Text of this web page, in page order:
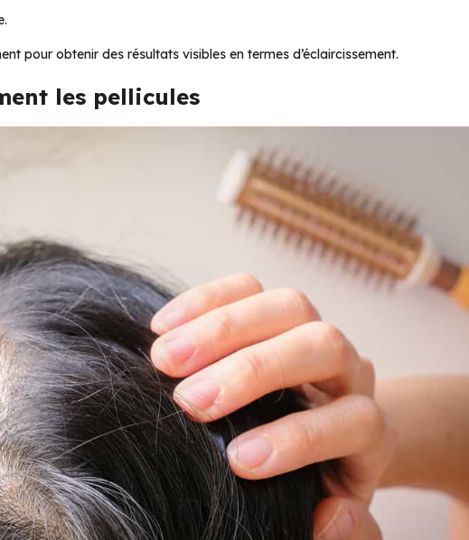
pour obtenir des résultats visibles en termes d’éclaircissement.
les pellicules